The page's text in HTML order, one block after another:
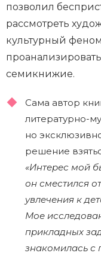
позволил
рассмотреть
культурный
семикнижие.
Сама автор
литературно-
но
решение
«Интерес мой
он сместился
увлечения к
Мое
прикладных
знакомилась с